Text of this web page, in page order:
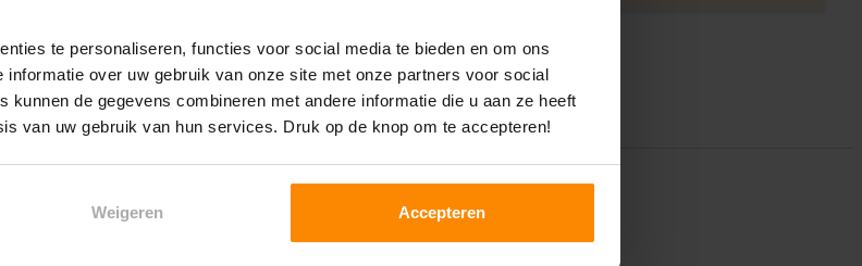
te personaliseren, functies voor social media te bieden en om ons
over uw gebruik van onze site met onze partners voor social
kunnen de gegevens combineren met andere informatie die u aan ze heeft
van uw gebruik van hun services. Druk op de knop om te accepteren!
Weigeren Accepteren